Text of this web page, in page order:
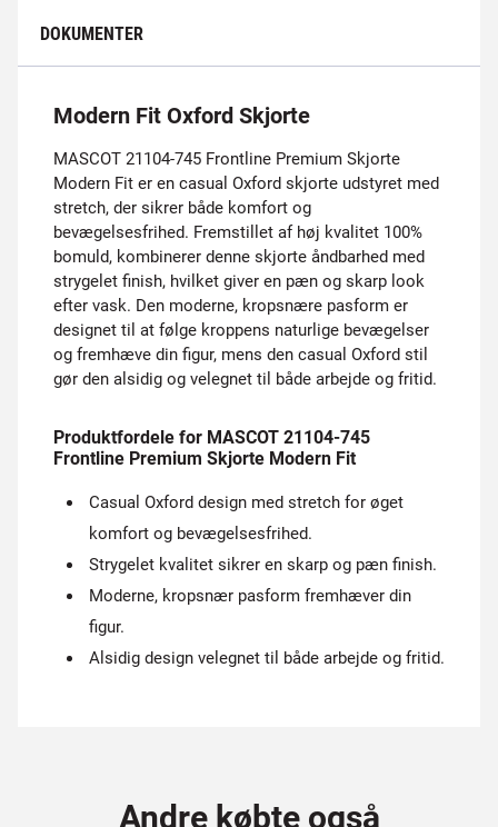
DOKUMENTER
Modern Fit Oxford Skjorte
MASCOT 21104-745 Frontline Premium Skjorte
Modern Fit er en casual Oxford skjorte udstyret med
stretch, der sikrer både komfort og
bevægelsesfrihed. Fremstillet af høj kvalitet 100%
bomuld, kombinerer denne skjorte åndbarhed med
strygelet finish, hvilket giver en pæn og skarp look
efter vask. Den moderne, kropsnære pasform er
designet til at følge kroppens naturlige bevægelser
og fremhæve din figur, mens den casual Oxford stil
gør den alsidig og velegnet til både arbejde og fritid.
Produktfordele for MASCOT 21104-745
Frontline Premium Skjorte Modern Fit
Casual Oxford design med stretch for øget
komfort og bevægelsesfrihed.
Strygelet kvalitet sikrer en skarp og pæn finish.
Moderne, kropsnær pasform fremhæver din
figur.
Alsidig design velegnet til både arbejde og fritid.
Andre købte også